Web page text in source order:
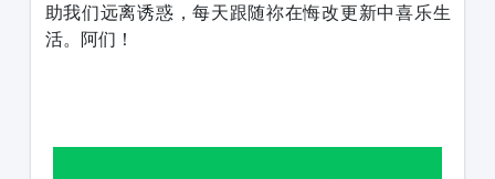
助我们远离诱惑，每天跟随祢在悔改更新中喜乐生
活。阿们！